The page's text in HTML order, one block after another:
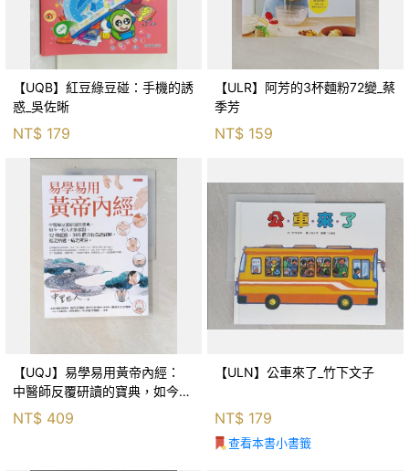
【UQB】紅豆綠豆碰：手機的誘
惑_吳佐晰
NT$ 179
【ULR】阿芳的3杯麵粉72變_蔡
季芳
NT$ 159
【UQJ】易學易用黃帝內經：
中醫師反覆研讀的寶典，如今一
般人也能實踐。12條經絡、365
個穴位白話詳解，經之所過，病
NT$ 409
【ULN】公車來了_竹下文子
NT$ 179
查看本書小書籤